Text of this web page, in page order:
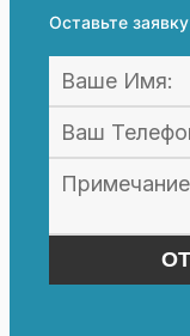
Оставьте заявку